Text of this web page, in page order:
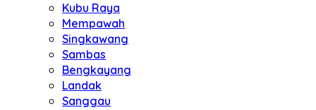
Kubu Raya
Mempawah
Singkawang
Sambas
Bengkayang
Landak
Sanggau